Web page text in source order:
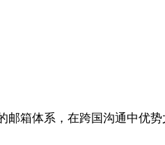
箱体系，在跨国沟通中优势